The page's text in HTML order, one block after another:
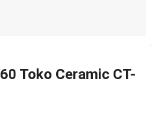
Toko Ceramic CT-